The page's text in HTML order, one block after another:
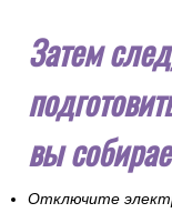
Затем
вы
Отключите